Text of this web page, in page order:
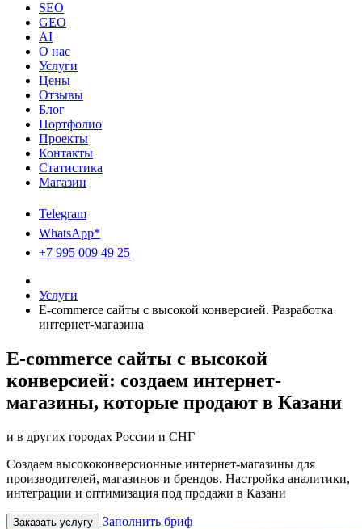
SEO
GEO
AI
О нас
Услуги
Цены
Отзывы
Блог
Портфолио
Проекты
Контакты
Статистика
Магазин
Telegram
WhatsApp*
+7 995 009 49 25
Услуги
E-commerce сайты с высокой конверсией. Разработка
интернет-магазина
E-commerce сайты с высокой
конверсией: создаем интернет-
магазины, которые продают в Казани
и в других городах России и СНГ
Создаем высококонверсионные интернет-магазины для
производителей, магазинов и брендов. Настройка аналитики,
интеграции и оптимизация под продажи в Казани
Заказать услугу Заполнить бриф